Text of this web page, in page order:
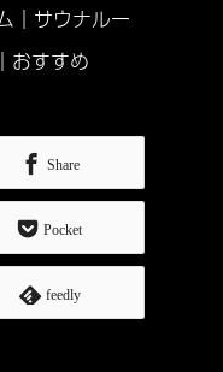
｜サウナルー
おすすめ
Share
Pocket
feedly